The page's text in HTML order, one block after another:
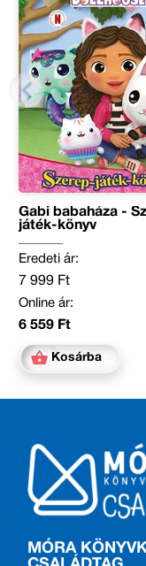
Gabi babaháza -
játék-könyv
Eredeti ár:
7 999 Ft
Online ár:
6 559 Ft
Kosárba
MÓRA